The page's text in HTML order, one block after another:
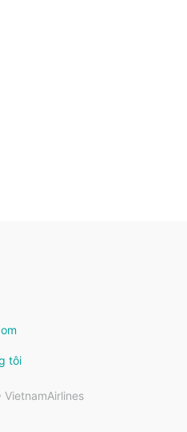
tôi
VietnamAirlines